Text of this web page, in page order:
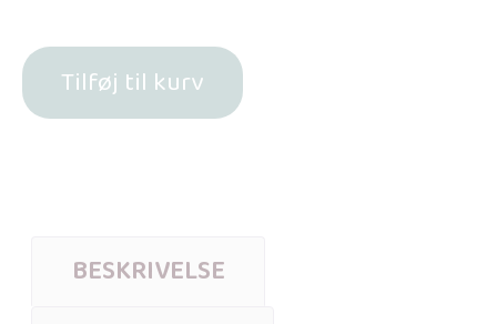
Tilføj til kurv
BESKRIVELSE